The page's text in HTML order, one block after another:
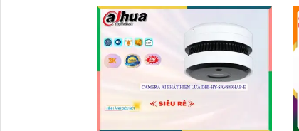
sáng yếu